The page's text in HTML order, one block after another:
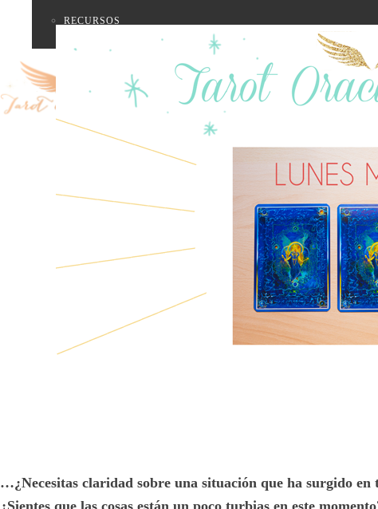
RECURSOS
…¿Necesitas claridad sobre una situación que ha surgido
¿Sientes que las cosas están un poco turbias en este